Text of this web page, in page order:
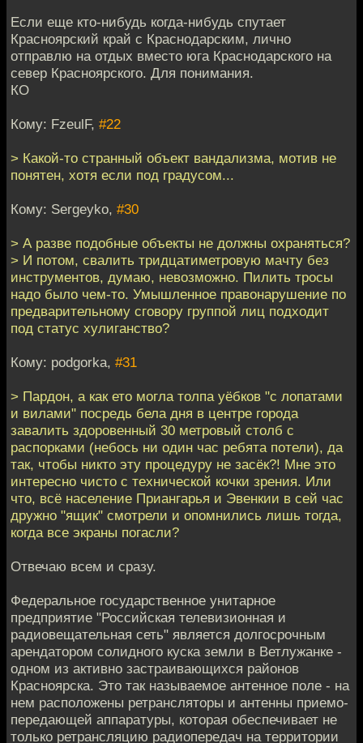
Если еще кто-нибудь когда-нибудь спутает
Красноярский край с Краснодарским, лично
отправлю на отдых вместо юга Краснодарского на
север Красноярского. Для понимания.
КО
Кому: FzeulF, #22
> Какой-то странный объект вандализма, мотив не
понятен, хотя если под градусом...
Кому: Sergeyko, #30
> А разве подобные объекты не должны охраняться?
> И потом, свалить тридцатиметровую мачту без
инструментов, думаю, невозможно. Пилить тросы
надо было чем-то. Умышленное правонарушение по
предварительному сговору группой лиц подходит
под статус хулиганство?
Кому: podgorka, #31
> Пардон, а как ето могла толпа уёбков "с лопатами
и вилами" посредь бела дня в центре города
завалить здоровенный 30 метровый столб с
распорками (небось ни один час ребята потели), да
так, чтобы никто эту процедуру не засёк?! Мне это
интересно чисто с технической кочки зрения. Или
что, всё население Приангарья и Эвенкии в сей час
дружно "ящик" смотрели и опомнились лишь тогда,
когда все экраны погасли?
Отвечаю всем и сразу.
Федеральное государственное унитарное
предприятие "Российская телевизионная и
радиовещательная сеть" является долгосрочным
арендатором солидного куска земли в Ветлужанке -
одном из активно застраивающихся районов
Красноярска. Это так называемое антенное поле - на
нем расположены ретрансляторы и антенны приемо-
передающей аппаратуры, которая обеспечивает не
только ретрансляцию радиопередач на территории